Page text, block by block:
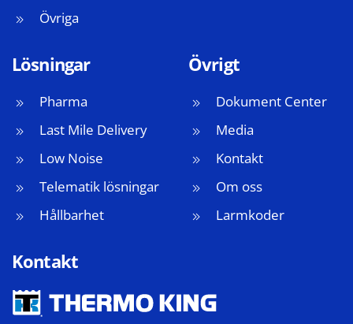
Övriga
Lösningar
Pharma
Last Mile Delivery
Low Noise
Telematik lösningar
Hållbarhet
Övrigt
Dokument Center
Media
Kontakt
Om oss
Larmkoder
Kontakt